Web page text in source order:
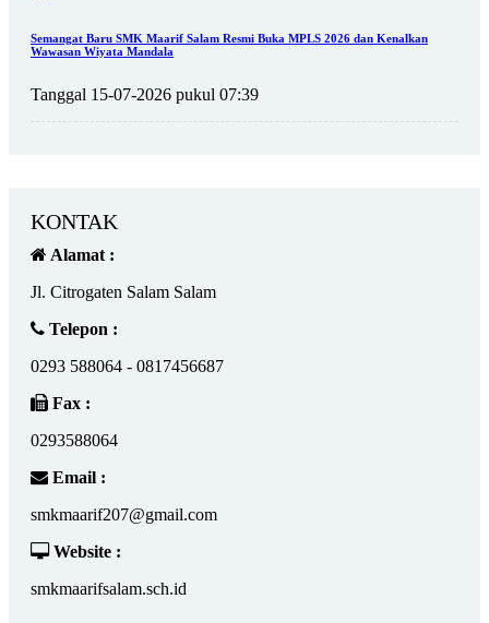
Semangat Baru SMK Maarif Salam Resmi Buka MPLS 2026 dan Kenalkan
Wawasan Wiyata Mandala
Tanggal 15-07-2026 pukul 07:39
KONTAK
Alamat :
Jl. Citrogaten Salam Salam
Telepon :
0293 588064 - 0817456687
Fax :
0293588064
Email :
smkmaarif207@gmail.com
Website :
smkmaarifsalam.sch.id